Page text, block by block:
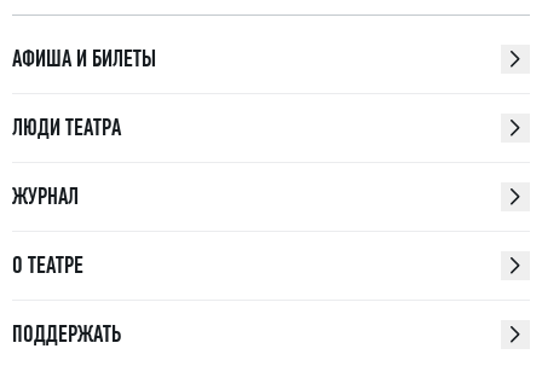
АФИША И БИЛЕТЫ
ЛЮДИ ТЕАТРА
ЖУРНАЛ
О ТЕАТРЕ
ПОДДЕРЖАТЬ